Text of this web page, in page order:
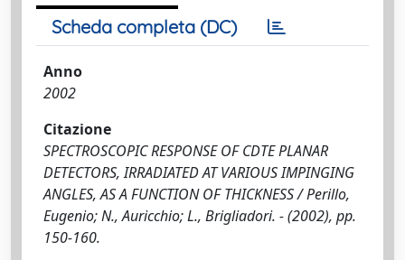
Scheda completa (DC)
Anno
2002
Citazione
SPECTROSCOPIC RESPONSE OF CDTE PLANAR
DETECTORS, IRRADIATED AT VARIOUS IMPINGING
ANGLES, AS A FUNCTION OF THICKNESS / Perillo,
Eugenio; N., Auricchio; L., Brigliadori. - (2002), pp.
150-160.